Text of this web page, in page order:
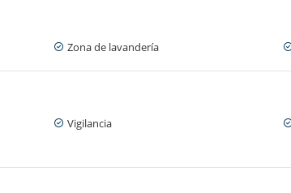
Zona de lavandería
Vigilancia